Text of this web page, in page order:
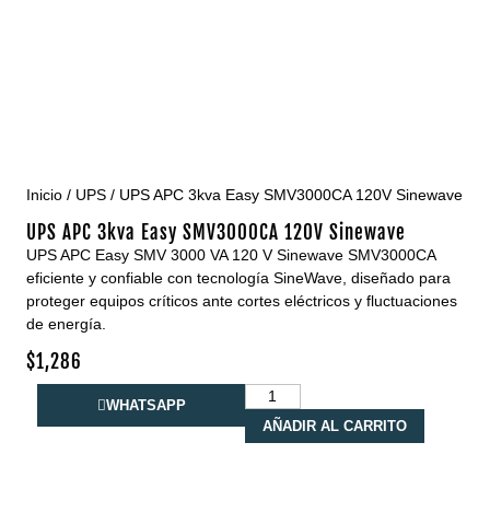
Inicio / UPS / UPS APC 3kva Easy SMV3000CA 120V Sinewave
UPS APC 3kva Easy SMV3000CA 120V Sinewave
UPS APC Easy SMV 3000 VA 120 V Sinewave SMV3000CA
eficiente y confiable con tecnología SineWave, diseñado para
proteger equipos críticos ante cortes eléctricos y fluctuaciones
de energía.
$1,286
WHATSAPP
AÑADIR AL CARRITO